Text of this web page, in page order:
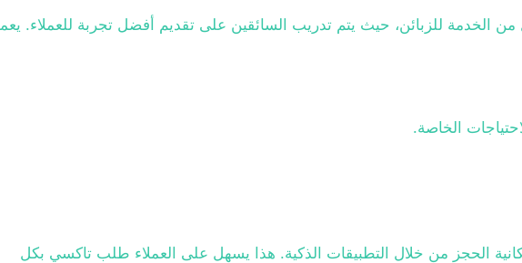
الخدمة للزبائن، حيث يتم تدريب السائقين على تقديم أفضل تجربة للعملاء.
الخاصة.
الحجز من خلال التطبيقات الذكية. هذا يسهل على العملاء طلب تاكسي بكل